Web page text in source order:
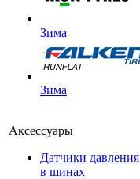
Зима
Зима
Аксессуары
Датчики давления
в шинах